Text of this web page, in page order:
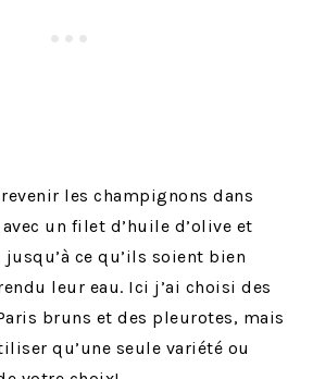
les champignons dans
un filet d’huile d’olive et
ce qu’ils soient bien
leur eau. Ici j’ai choisi des
bruns et des pleurotes, mais
qu’une seule variété ou